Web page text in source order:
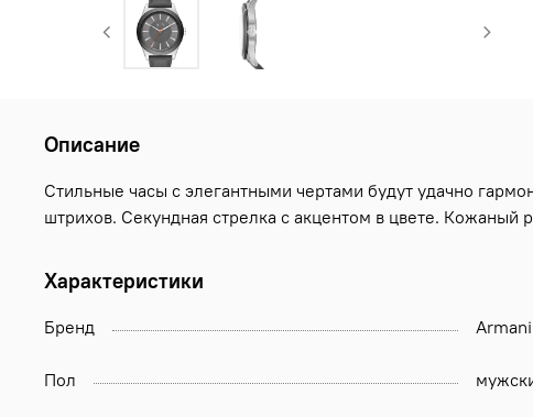
Описание
Стильные часы с элегантными чертами будут удачно
штрихов. Секундная стрелка с акцентом в цвете. Кожаный
Характеристики
Бренд
Пол